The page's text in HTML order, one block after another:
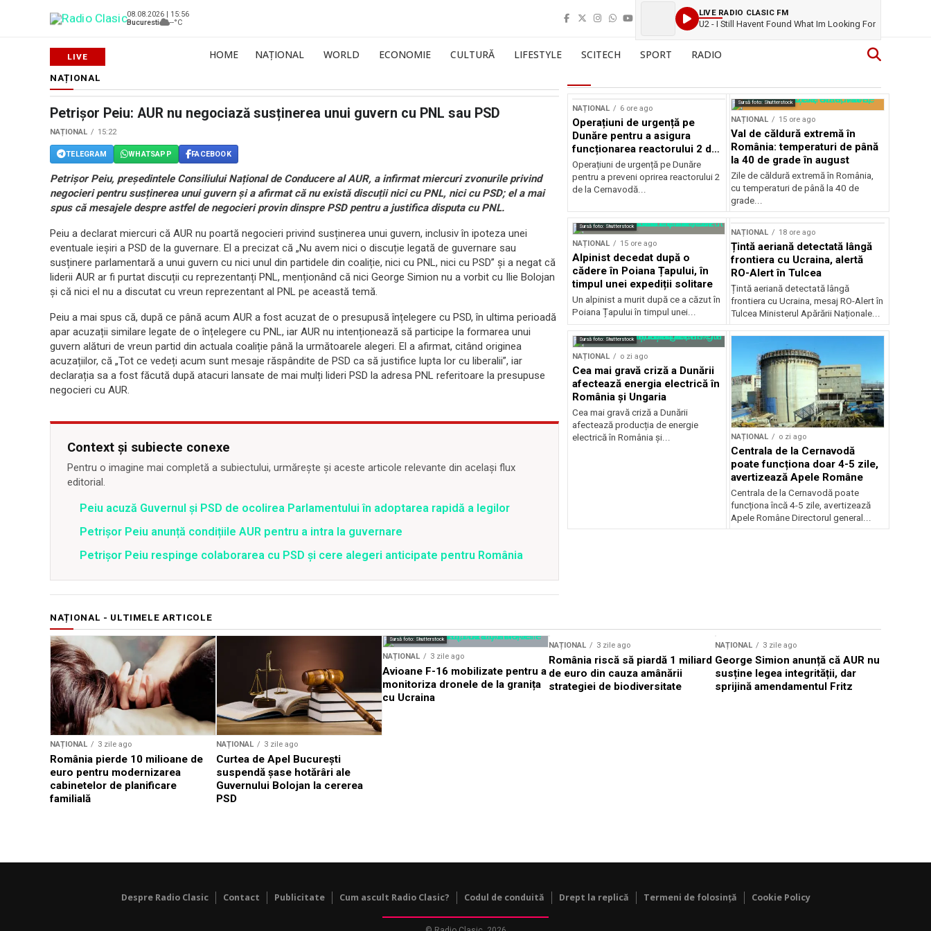
08.08.2026 | 15:56
Bucuresti
--°C
LIVE RADIO CLASIC FM
U2 - I Still Havent Found What Im Looking For
HOME NAȚIONAL WORLD ECONOMIE CULTURĂ LIFESTYLE SCITECH SPORT RADIO
NAȚIONAL
Petrișor Peiu: AUR nu negociază susținerea unui guvern cu PNL sau PSD
NAȚIONAL 15:22
TELEGRAM WHATSAPP FACEBOOK
Petrișor Peiu, președintele Consiliului Național de Conducere al AUR, a infirmat miercuri zvonurile privind
negocieri pentru susținerea unui guvern și a afirmat că nu există discuții nici cu PNL, nici cu PSD; el a mai
spus că mesajele despre astfel de negocieri provin dinspre PSD pentru a justifica disputa cu PNL.
Peiu a declarat miercuri că AUR nu poartă negocieri privind susținerea unui guvern, inclusiv în ipoteza unei
eventuale ieșiri a PSD de la guvernare. El a precizat că „Nu avem nici o discuție legată de guvernare sau
susținere parlamentară a unui guvern cu nici unul din partidele din coaliție, nici cu PNL, nici cu PSD” și a negat că
liderii AUR ar fi purtat discuții cu reprezentanți PNL, menționând că nici George Simion nu a vorbit cu Ilie Bolojan
și că nici el nu a discutat cu vreun reprezentant al PNL pe această temă.
Peiu a mai spus că, după ce până acum AUR a fost acuzat de o presupusă înțelegere cu PSD, în ultima perioadă
apar acuzații similare legate de o înțelegere cu PNL, iar AUR nu intenționează să participe la formarea unui
guvern alături de vreun partid din actuala coaliție până la următoarele alegeri. El a afirmat, citând originea
acuzațiilor, că „Tot ce vedeți acum sunt mesaje răspândite de PSD ca să justifice lupta lor cu liberalii”, iar
declarația sa a fost făcută după atacuri lansate de mai mulți lideri PSD la adresa PNL referitoare la presupuse
negocieri cu AUR.
Context și subiecte conexe
Pentru o imagine mai completă a subiectului, urmărește și aceste articole relevante din același flux
editorial.
Peiu acuză Guvernul și PSD de ocolirea Parlamentului în adoptarea rapidă a legilor
Petrișor Peiu anunță condițiile AUR pentru a intra la guvernare
Petrișor Peiu respinge colaborarea cu PSD și cere alegeri anticipate pentru România
NAȚIONAL 6 ore ago
Operațiuni de urgență pe
Dunăre pentru a asigura
funcționarea reactorului 2 de
la Cernavodă
Operațiuni de urgență pe Dunăre
pentru a preveni oprirea reactorului 2
de la Cernavodă...
Sursă foto: Shutterstock
NAȚIONAL 15 ore ago
Val de căldură extremă în
România: temperaturi de până
la 40 de grade în august
Zile de căldură extremă în România,
cu temperaturi de până la 40 de
grade...
Sursă foto: Shutterstock
NAȚIONAL 15 ore ago
Alpinist decedat după o
cădere în Poiana Țapului, în
timpul unei expediții solitare
Un alpinist a murit după ce a căzut în
Poiana Țapului în timpul unei...
NAȚIONAL 18 ore ago
Țintă aeriană detectată lângă
frontiera cu Ucraina, alertă
RO-Alert în Tulcea
Țintă aeriană detectată lângă
frontiera cu Ucraina, mesaj RO-Alert în
Tulcea Ministerul Apărării Naționale...
Sursă foto: Shutterstock
NAȚIONAL o zi ago
Cea mai gravă criză a Dunării
afectează energia electrică în
România și Ungaria
Cea mai gravă criză a Dunării
afectează producția de energie
electrică în România și...
NAȚIONAL o zi ago
Centrala de la Cernavodă
poate funcționa doar 4-5 zile,
avertizează Apele Române
Centrala de la Cernavodă poate
funcționa încă 4-5 zile, avertizează
Apele Române Directorul general...
NAȚIONAL - ULTIMELE ARTICOLE
NAȚIONAL 3 zile ago
România pierde 10 milioane de
euro pentru modernizarea
cabinetelor de planificare
familială
NAȚIONAL 3 zile ago
Curtea de Apel București
suspendă șase hotărâri ale
Guvernului Bolojan la cererea
PSD
Sursă foto: Shutterstock
NAȚIONAL 3 zile ago
Avioane F-16 mobilizate pentru a
monitoriza dronele de la granița
cu Ucraina
NAȚIONAL 3 zile ago
România riscă să piardă 1 miliard
de euro din cauza amânării
strategiei de biodiversitate
NAȚIONAL 3 zile ago
George Simion anunță că AUR nu
susține legea integrității, dar
sprijină amendamentul Fritz
Despre Radio Clasic Contact Publicitate Cum ascult Radio Clasic? Codul de conduită Drept la replică Termeni de folosință Cookie Policy